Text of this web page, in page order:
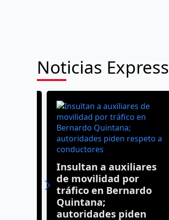
Noticias Express
Insultan a auxiliares
de movilidad por
tráfico en Bernardo
Quintana;
autoridades piden